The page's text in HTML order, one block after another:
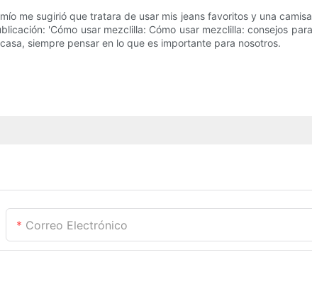
me sugirió que tratara de usar mis jeans favoritos y una
'Cómo usar mezclilla: Cómo usar mezclilla: consejos
siempre pensar en lo que es importante para nosotros.
Correo Electrónico